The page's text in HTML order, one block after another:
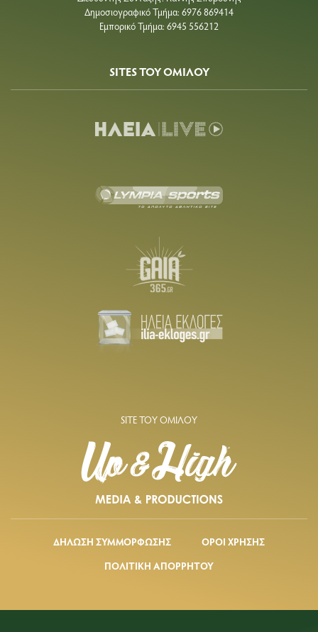
Δημοσιογραφικό Τμήμα: 6976 869414
Εμπορικό Τμήμα: 6945 556212
SITES ΤΟΥ ΟΜΙΛΟΥ
SITE ΤΟΥ ΟΜΙΛΟΥ
ΔΗΛΩΣΗ ΣΥΜΜΟΡΦΩΣΗΣ
ΟΡΟΙ ΧΡΗΣΗΣ
ΠΟΛΙΤΙΚΗ ΑΠΟΡΡΗΤΟΥ